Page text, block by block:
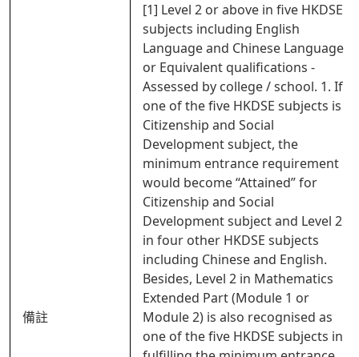
備註
[1] Level 2 or above in five HKDSE
subjects including English
Language and Chinese Language
or Equivalent qualifications -
Assessed by college / school. 1. If
one of the five HKDSE subjects is
Citizenship and Social
Development subject, the
minimum entrance requirement
would become “Attained” for
Citizenship and Social
Development subject and Level 2
in four other HKDSE subjects
including Chinese and English.
Besides, Level 2 in Mathematics
Extended Part (Module 1 or
Module 2) is also recognised as
one of the five HKDSE subjects in